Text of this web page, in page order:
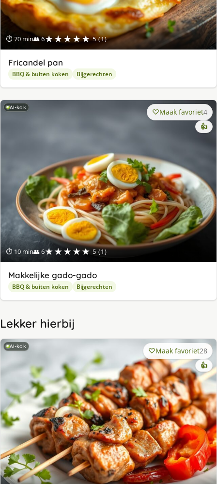
⏱ 70 min👥 6★★★★★ 5 (1)
Fricandel pan
BBQ & buiten koken Bijgerechten
AI-kok
⏱ 10 min👥 6★★★★★ 5 (1)
Maak favoriet4
👍
Makkelijke gado-gado
BBQ & buiten koken Bijgerechten
Lekker hierbij
AI-kok Maak favoriet28
👍